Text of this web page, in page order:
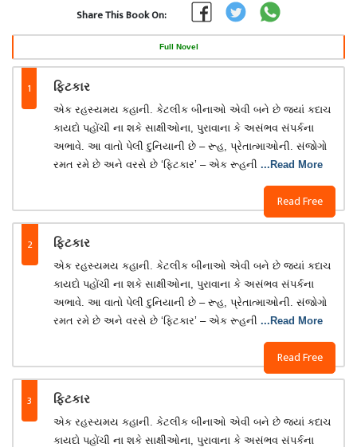
Share This Book On:
Full Novel
1 ફિટકાર
Read Free
એક રહસ્યમય કહાની. કેટલીક બીનાઓ એવી બને છે જ્યાં કદાચ
કાયદો પહોંચી ના શકે સાક્ષીઓના, પુરાવાના કે અસંભવ સંપર્કના
અભાવે. આ વાતો પેલી દુનિયાની છે – રૂહ, પ્રેતાત્માઓની. સંજોગો
રમત રમે છે અને વરસે છે ‘ફિટકાર’ – એક રૂહની ...Read More
2 ફિટકાર
Read Free
એક રહસ્યમય કહાની. કેટલીક બીનાઓ એવી બને છે જ્યાં કદાચ
કાયદો પહોંચી ના શકે સાક્ષીઓના, પુરાવાના કે અસંભવ સંપર્કના
અભાવે. આ વાતો પેલી દુનિયાની છે – રૂહ, પ્રેતાત્માઓની. સંજોગો
રમત રમે છે અને વરસે છે ‘ફિટકાર’ – એક રૂહની ...Read More
3 ફિટકાર
એક રહસ્યમય કહાની. કેટલીક બીનાઓ એવી બને છે જ્યાં કદાચ
કાયદો પહોંચી ના શકે સાક્ષીઓના, પુરાવાના કે અસંભવ સંપર્કના